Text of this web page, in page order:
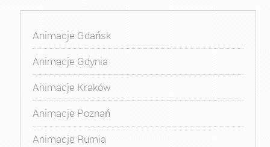
Animacje Gdańsk
Animacje Gdynia
Animacje Kraków
Animacje Poznań
Animacje Rumia